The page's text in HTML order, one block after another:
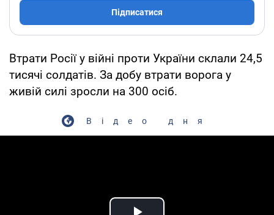
Підписатися
Втрати Росії у війні проти України склали 24,5
тисячі солдатів. За добу втрати ворога у
живій силі зросли на 300 осіб.
Відео дня